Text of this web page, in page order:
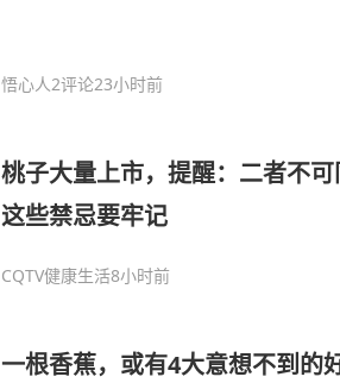
悟心人2评论23小时前
桃子大量上市，提醒：二者不可
这些禁忌要牢记
CQTV健康生活8小时前
一根香蕉，或有4大意想不到的